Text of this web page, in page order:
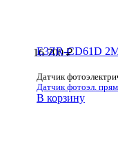
16 700₽
E3ZR-CD61D
Датчик
Датчик фотоэл.
В корзину